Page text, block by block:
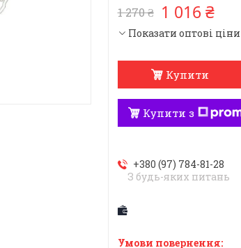
1 270 ₴ 1 016 ₴
Показати оптові ціни
Купити
Купити з
+380 (97) 784-81-28
З будь-яких питань